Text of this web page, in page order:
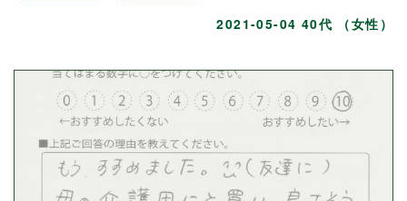
2021-05-04 40代 （女性）